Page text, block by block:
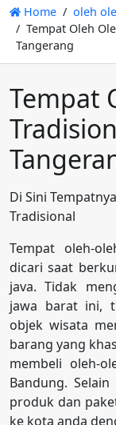
Home
oleh
Tempat Oleh
Tangerang
Tempat
Di Sini
Tradisional
Tempat oleh-
dicari saat
java. Tidak
jawa barat ini,
objek wisata
barang yang
membeli oleh-
Bandung.
produk dan
ke kota anda